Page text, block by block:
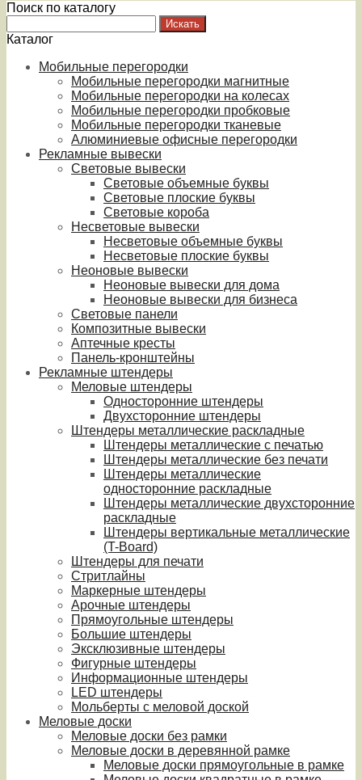
Поиск по каталогу
Каталог
Мобильные перегородки
Мобильные перегородки магнитные
Мобильные перегородки на колесах
Мобильные перегородки пробковые
Мобильные перегородки тканевые
Алюминиевые офисные перегородки
Рекламные вывески
Световые вывески
Световые объемные буквы
Световые плоские буквы
Световые короба
Несветовые вывески
Несветовые объемные буквы
Несветовые плоские буквы
Неоновые вывески
Неоновые вывески для дома
Неоновые вывески для бизнеса
Световые панели
Композитные вывески
Аптечные кресты
Панель-кронштейны
Рекламные штендеры
Меловые штендеры
Односторонние штендеры
Двухсторонние штендеры
Штендеры металлические раскладные
Штендеры металлические с печатью
Штендеры металлические без печати
Штендеры металлические
односторонние раскладные
Штендеры металлические двухсторонние
раскладные
Штендеры вертикальные металлические
(T-Board)
Штендеры для печати
Стритлайны
Маркерные штендеры
Арочные штендеры
Прямоугольные штендеры
Большие штендеры
Эксклюзивные штендеры
Фигурные штендеры
Информационные штендеры
LED штендеры
Мольберты с меловой доской
Меловые доски
Меловые доски без рамки
Меловые доски в деревянной рамке
Меловые доски прямоугольные в рамке